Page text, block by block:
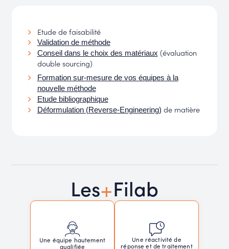
Etude de faisabilité
Validation de méthode
Conseil dans le choix des matériaux (évaluation
double sourcing)
Formation sur-mesure de vos équipes à la
nouvelle méthode
Etude bibliographique
Déformulation (Reverse-Engineering) de matière
Les+Filab
Une équipe hautement
qualifiée
Une réactivité de
réponse et de traitement